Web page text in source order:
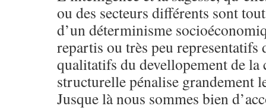
ou des secteurs différents sont
d’un déterminisme
repartis ou très peu representatifs
qualitatifs du devellopement de la
structurelle pénalise grandement
Jusque là nous sommes bien